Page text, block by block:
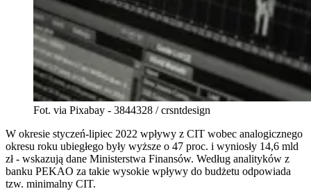
Fot. via Pixabay - 3844328 / crsntdesign
W okresie styczeń-lipiec 2022 wpływy z CIT wobec analogicznego
okresu roku ubiegłego były wyższe o 47 proc. i wyniosły 14,6 mld
zł - wskazują dane Ministerstwa Finansów. Według analityków z
banku PEKAO za takie wysokie wpływy do budżetu odpowiada
tzw. minimalny CIT.